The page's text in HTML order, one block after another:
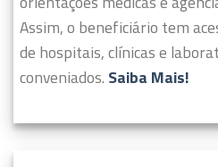
Assim, o beneficiário tem
de hospitais, clínicas e
conveniados. Saiba Mais!